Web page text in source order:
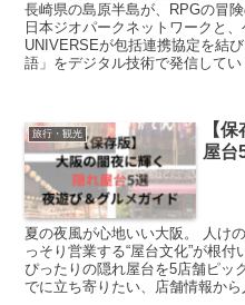
長崎県の島原半島が、RPGの冒
日本ジオパークネットワークと
UNIVERSEが包括連携協定を結
語」をデジタル技術で発信して
旅行・観光
【
屋台
夏の夜風が心地いい大阪。 人け
っそり営業する“屋台文化”が根
ぴったりの隠れ屋台を5店舗ピッ
でに立ち寄りたい、店舗情報か